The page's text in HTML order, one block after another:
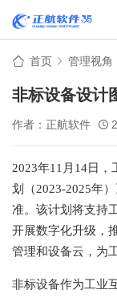
首页 管理视角
非标设备设计
作者：正航软件
2023年11月14日
划（2023-2025年
准。该计划将支持
开展数字化升级，
管理和设备云，为
非标设备作为工业